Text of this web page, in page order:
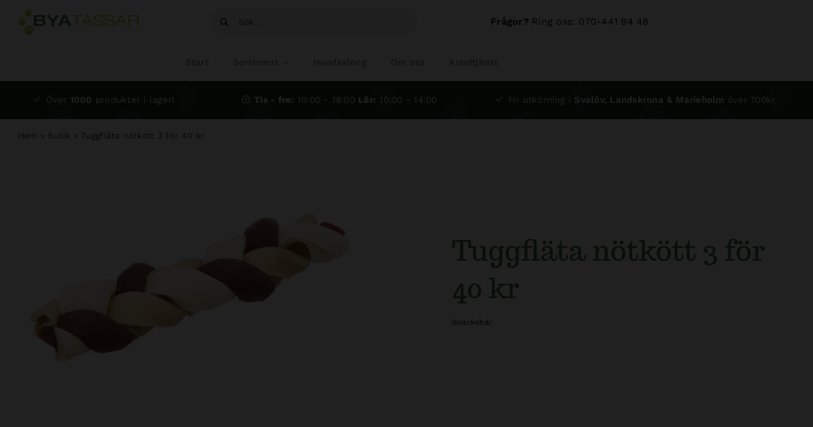
Fortsätt
Sök
Frågor? Ring oss: 070-441 94 48
Över 1000 produkter i lager! Tis - fre: 10:00 - 18:00 Lör: 10:00 - 14:00 Fri utkörning i Svalöv, Landskrona & Marieholm över 700kr
Hem » Butik » Tuggfläta nötkött 3 för 40 kr
Tuggfläta nötkött 3 för
40 kr
Snacksbar